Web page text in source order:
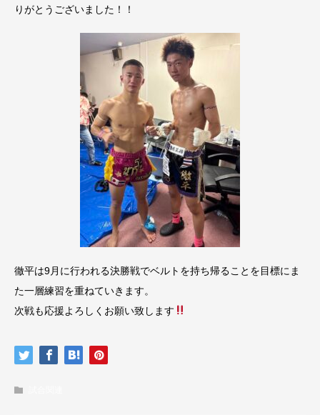
りがとうございました！！
徹平は9月に行われる決勝戦でベルトを持ち帰ることを目標にま
た一層練習を重ねていきます。
次戦も応援よろしくお願い致します